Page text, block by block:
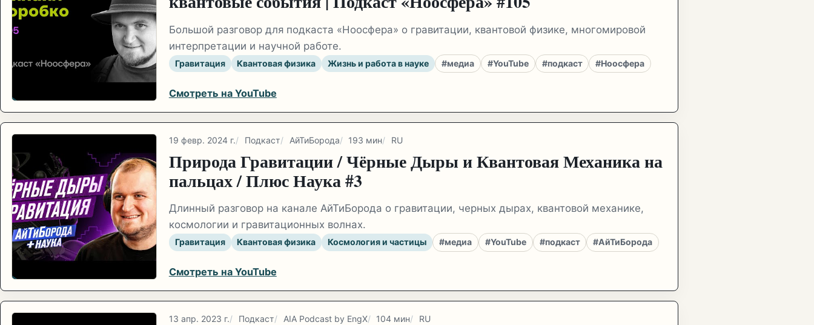
Большой разговор для подкаста «Ноосфера» о гравитации, квантовой физике, многомировой
интерпретации и научной работе.
Гравитация Квантовая физика Жизнь и работа в науке #медиа #YouTube #подкаст #Ноосфера
Смотреть на YouTube
19 февр. 2024 г. Подкаст АйТиБорода 193 мин RU
Природа Гравитации / Чёрные Дыры и Квантовая Механика на
пальцах / Плюс Наука #3
Длинный разговор на канале АйТиБорода о гравитации, черных дырах, квантовой механике,
космологии и гравитационных волнах.
Гравитация Квантовая физика Космология и частицы #медиа #YouTube #подкаст #АйТиБорода
Смотреть на YouTube
13 апр. 2023 г. Подкаст AIA Podcast by EngX 104 мин RU